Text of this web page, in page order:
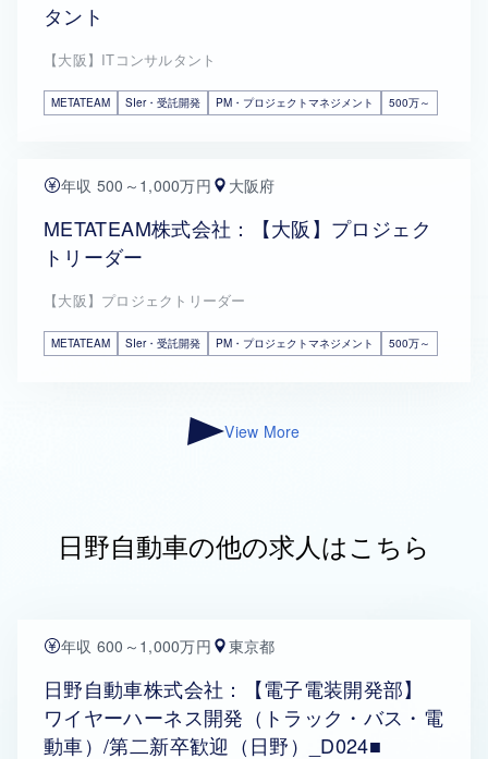
タント
【大阪】ITコンサルタント
METATEAM SIer・受託開発 PM・プロジェクトマネジメント 500万～
年収 500～1,000万円 大阪府
METATEAM株式会社：【大阪】プロジェク
トリーダー
【大阪】プロジェクトリーダー
METATEAM SIer・受託開発 PM・プロジェクトマネジメント 500万～
View More
日野自動車の他の求人はこちら
年収 600～1,000万円 東京都
日野自動車株式会社：【電子電装開発部】
ワイヤーハーネス開発（トラック・バス・電
動車）/第二新卒歓迎（日野）_D024■